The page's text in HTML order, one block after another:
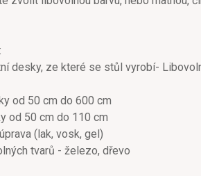
desky, ze které se stůl vyrobí-
od 50 cm do 600 cm
od 50 cm do 110 cm
(lak, vosk, gel)
tvarů - železo, dřevo